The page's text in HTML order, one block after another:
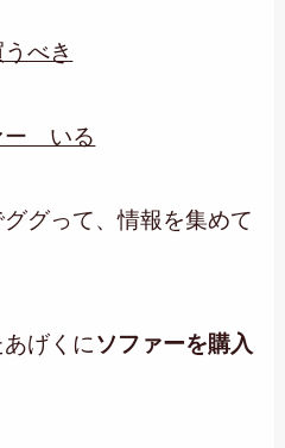
べき
ー いる
グって、情報を集めて
げくにソファーを購入